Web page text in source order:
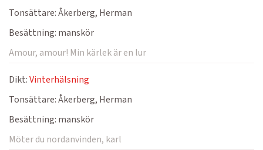
Tonsättare:Åkerberg, Herman
Besättning: manskör
Amour, amour! Min kärlek är en lur
Dikt:Vinterhälsning
Tonsättare:Åkerberg, Herman
Besättning: manskör
Möter du nordanvinden, karl